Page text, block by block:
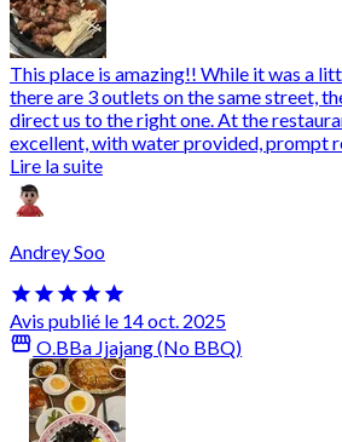
This place is amazing!! While it was a
there are 3 outlets on the same street,
direct us to the right one. At the
excellent, with water provided, prompt
Lire la suite
Andrey Soo
Avis publié le 14 oct. 2025
O.BBa Jjajang (No BBQ)